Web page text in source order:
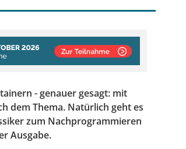
- genauer gesagt: mit
dem Thema. Natürlich geht es
zum Nachprogrammieren
Ausgabe.